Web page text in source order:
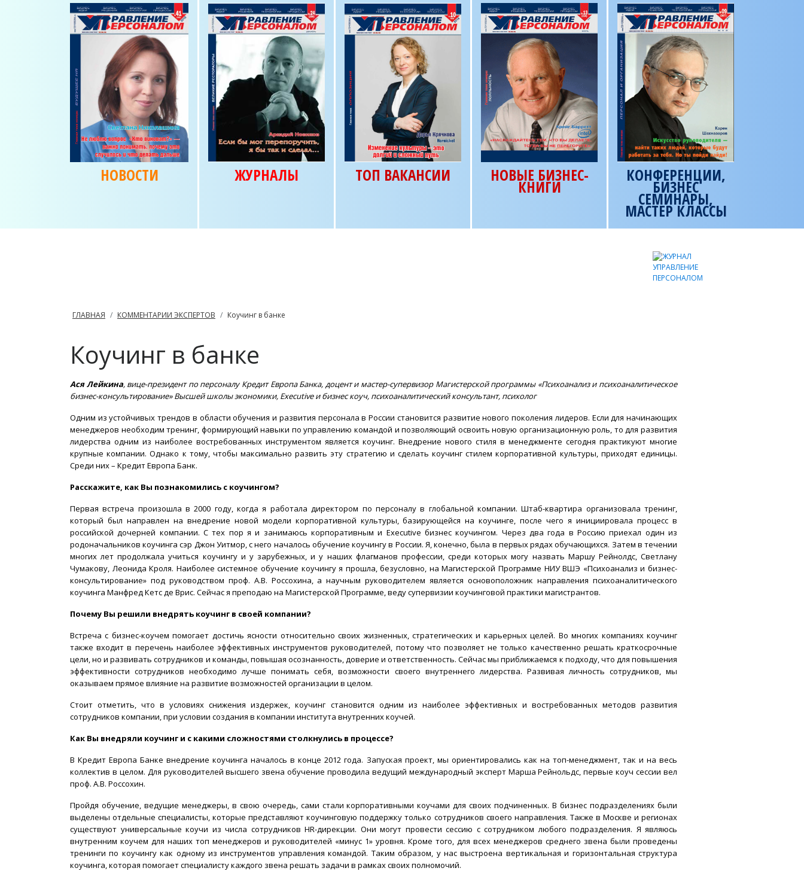
НОВОСТИ ЖУРНАЛЫ ТОП ВАКАНСИИ НОВЫЕ БИЗНЕС-
КНИГИ
КОНФЕРЕНЦИИ,
БИЗНЕС
СЕМИНАРЫ,
МАСТЕР КЛАССЫ
ГЛАВНАЯ КОММЕНТАРИИ ЭКСПЕРТОВ Коучинг в банке
Коучинг в банке
Ася Лейкина, вице-президент по персоналу Кредит Европа Банка, доцент и мастер-супервизор Магистерской программы «Психоанализ и психоаналитическое
бизнес-консультирование» Высшей школы экономики, Executive и бизнес коуч, психоаналитический консультант, психолог
Одним из устойчивых трендов в области обучения и развития персонала в России становится развитие нового поколения лидеров. Если для начинающих
менеджеров необходим тренинг, формирующий навыки по управлению командой и позволяющий освоить новую организационную роль, то для развития
лидерства одним из наиболее востребованных инструментом является коучинг. Внедрение нового стиля в менеджменте сегодня практикуют многие
крупные компании. Однако к тому, чтобы максимально развить эту стратегию и сделать коучинг стилем корпоративной культуры, приходят единицы.
Среди них – Кредит Европа Банк.
Расскажите, как Вы познакомились с коучингом?
Первая встреча произошла в 2000 году, когда я работала директором по персоналу в глобальной компании. Штаб-квартира организовала тренинг,
который был направлен на внедрение новой модели корпоративной культуры, базирующейся на коучинге, после чего я инициировала процесс в
российской дочерней компании. С тех пор я и занимаюсь корпоративным и Executive бизнес коучингом. Через два года в Россию приехал один из
родоначальников коучинга сэр Джон Уитмор, с него началось обучение коучингу в России. Я, конечно, была в первых рядах обучающихся. Затем в течении
многих лет продолжала учиться коучингу и у зарубежных, и у наших флагманов профессии, среди которых могу назвать Маршу Рейнолдс, Светлану
Чумакову, Леонида Кроля. Наиболее системное обучение коучингу я прошла, безусловно, на Магистерской Программе НИУ ВШЭ «Психоанализ и бизнес-
консультирование» под руководством проф. А.В. Россохина, а научным руководителем является основоположник направления психоаналитического
коучинга Манфред Кетс де Врис. Сейчас я преподаю на Магистерской Программе, веду супервизии коучинговой практики магистрантов.
Почему Вы решили внедрять коучинг в своей компании?
Встреча с бизнес-коучем помогает достичь ясности относительно своих жизненных, стратегических и карьерных целей. Во многих компаниях коучинг
также входит в перечень наиболее эффективных инструментов руководителей, потому что позволяет не только качественно решать краткосрочные
цели, но и развивать сотрудников и команды, повышая осознанность, доверие и ответственность. Сейчас мы приближаемся к подходу, что для повышения
эффективности сотрудников необходимо лучше понимать себя, возможности своего внутреннего лидерства. Развивая личность сотрудников, мы
оказываем прямое влияние на развитие возможностей организации в целом.
Стоит отметить, что в условиях снижения издержек, коучинг становится одним из наиболее эффективных и востребованных методов развития
сотрудников компании, при условии создания в компании института внутренних коучей.
Как Вы внедряли коучинг и с какими сложностями столкнулись в процессе?
В Кредит Европа Банке внедрение коучинга началось в конце 2012 года. Запуская проект, мы ориентировались как на топ-менеджмент, так и на весь
коллектив в целом. Для руководителей высшего звена обучение проводила ведущий международный эксперт Марша Рейнольдс, первые коуч сессии вел
проф. А.В. Россохин.
Пройдя обучение, ведущие менеджеры, в свою очередь, сами стали корпоративными коучами для своих подчиненных. В бизнес подразделениях были
выделены отдельные специалисты, которые представляют коучинговую поддержку только сотрудников своего направления. Также в Москве и регионах
существуют универсальные коучи из числа сотрудников HR-дирекции. Они могут провести сессию с сотрудником любого подразделения. Я являюсь
внутренним коучем для наших топ менеджеров и руководителей «минус 1» уровня. Кроме того, для всех менеджеров среднего звена были проведены
тренинги по коучингу как одному из инструментов управления командой. Таким образом, у нас выстроена вертикальная и горизонтальная структура
коучинга, которая помогает специалисту каждого звена решать задачи в рамках своих полномочий.